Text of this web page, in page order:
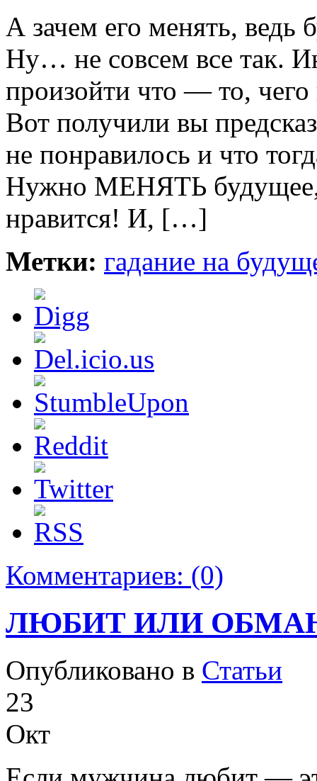
А зачем его менять, ведь
Ну… не совсем все так.
произойти что — то,
Вот получили вы
не понравилось и что
Нужно МЕНЯТЬ будущее,
нравится! И, […]
Метки: гадание на
Комментариев: (0)
ЛЮБИТ ИЛИ
Опубликовано в Статьи
23
Окт
<<< ЗАДАТЬ ВОПРОС ТАРОЛОГУ >>>